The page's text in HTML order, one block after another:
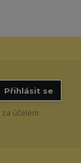
Přihlásit se
za účelem